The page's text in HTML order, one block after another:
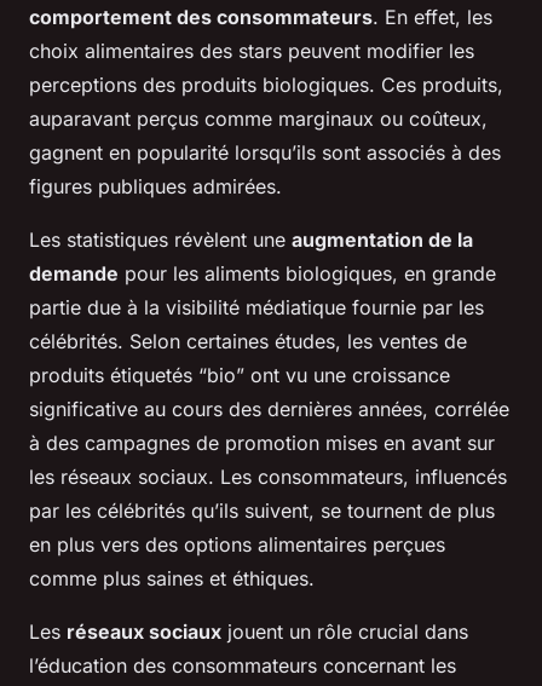
comportement des consommateurs. En effet, les
choix alimentaires des stars peuvent modifier les
perceptions des produits biologiques. Ces produits,
auparavant perçus comme marginaux ou coûteux,
gagnent en popularité lorsqu’ils sont associés à des
figures publiques admirées.
Les statistiques révèlent une augmentation de la
demande pour les aliments biologiques, en grande
partie due à la visibilité médiatique fournie par les
célébrités. Selon certaines études, les ventes de
produits étiquetés “bio” ont vu une croissance
significative au cours des dernières années, corrélée
à des campagnes de promotion mises en avant sur
les réseaux sociaux. Les consommateurs, influencés
par les célébrités qu’ils suivent, se tournent de plus
en plus vers des options alimentaires perçues
comme plus saines et éthiques.
Les réseaux sociaux jouent un rôle crucial dans
l’éducation des consommateurs concernant les